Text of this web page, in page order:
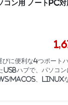
ン用 ノートPC対
びに便利な4つポート
USBハブで、パソコ
MacOS、Linuxな